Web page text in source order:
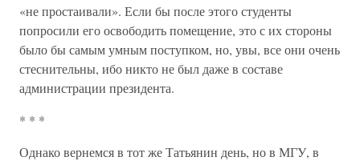
«не простаивали». Если бы после этого студенты
попросили его освободить помещение, это с их стороны
было бы самым умным поступком, но, увы, все они очень
стеснительны, ибо никто не был даже в составе
администрации президента.
* * *
Однако вернемся в тот же Татьянин день, но в МГУ, в